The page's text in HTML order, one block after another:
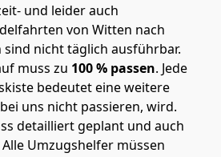
und leider auch
von Witten nach
nicht täglich ausführbar.
muss zu 100 % passen. Jede
bedeutet eine weitere
uns nicht passieren, wird.
detailliert geplant und auch
Umzugshelfer müssen